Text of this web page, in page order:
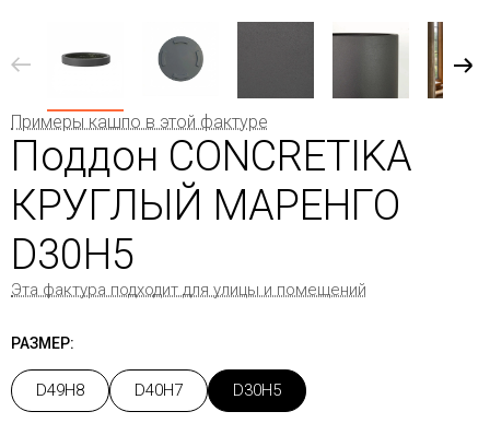
Примеры кашпо в этой фактуре
Поддон CONCRETIKA
КРУГЛЫЙ МАРЕНГО
D30H5
Эта фактура подходит для улицы и помещений
РАЗМЕР:
D49H8 D40H7 D30H5